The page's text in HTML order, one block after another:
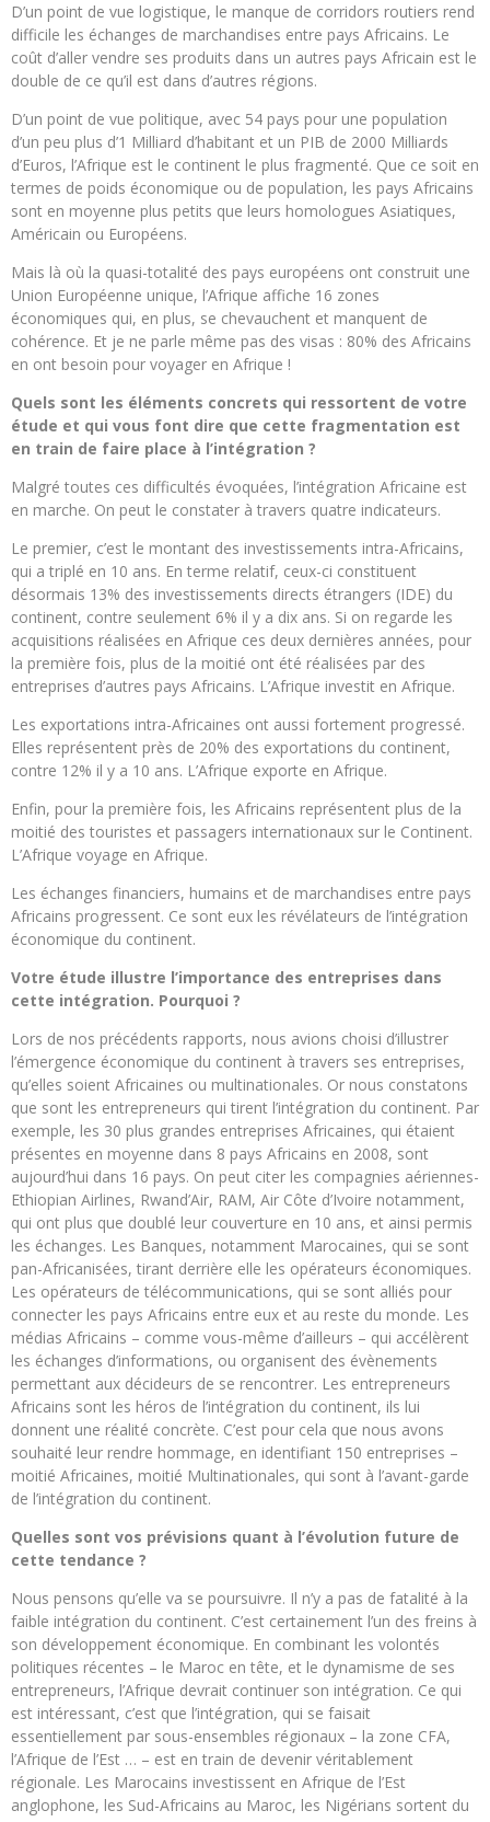
D’un point de vue logistique, le manque de corridors routiers rend
difficile les échanges de marchandises entre pays Africains. Le
coût d’aller vendre ses produits dans un autres pays Africain est le
double de ce qu’il est dans d’autres régions.
D’un point de vue politique, avec 54 pays pour une population
d’un peu plus d’1 Milliard d’habitant et un PIB de 2000 Milliards
d’Euros, l’Afrique est le continent le plus fragmenté. Que ce soit en
termes de poids économique ou de population, les pays Africains
sont en moyenne plus petits que leurs homologues Asiatiques,
Américain ou Européens.
Mais là où la quasi-totalité des pays européens ont construit une
Union Européenne unique, l’Afrique affiche 16 zones
économiques qui, en plus, se chevauchent et manquent de
cohérence. Et je ne parle même pas des visas : 80% des Africains
en ont besoin pour voyager en Afrique !
Quels sont les éléments concrets qui ressortent de votre
étude et qui vous font dire que cette fragmentation est
en train de faire place à l’intégration ?
Malgré toutes ces difficultés évoquées, l’intégration Africaine est
en marche. On peut le constater à travers quatre indicateurs.
Le premier, c’est le montant des investissements intra-Africains,
qui a triplé en 10 ans. En terme relatif, ceux-ci constituent
désormais 13% des investissements directs étrangers (IDE) du
continent, contre seulement 6% il y a dix ans. Si on regarde les
acquisitions réalisées en Afrique ces deux dernières années, pour
la première fois, plus de la moitié ont été réalisées par des
entreprises d’autres pays Africains. L’Afrique investit en Afrique.
Les exportations intra-Africaines ont aussi fortement progressé.
Elles représentent près de 20% des exportations du continent,
contre 12% il y a 10 ans. L’Afrique exporte en Afrique.
Enfin, pour la première fois, les Africains représentent plus de la
moitié des touristes et passagers internationaux sur le Continent.
L’Afrique voyage en Afrique.
Les échanges financiers, humains et de marchandises entre pays
Africains progressent. Ce sont eux les révélateurs de l’intégration
économique du continent.
Votre étude illustre l’importance des entreprises dans
cette intégration. Pourquoi ?
Lors de nos précédents rapports, nous avions choisi d’illustrer
l’émergence économique du continent à travers ses entreprises,
qu’elles soient Africaines ou multinationales. Or nous constatons
que sont les entrepreneurs qui tirent l’intégration du continent. Par
exemple, les 30 plus grandes entreprises Africaines, qui étaient
présentes en moyenne dans 8 pays Africains en 2008, sont
aujourd’hui dans 16 pays. On peut citer les compagnies aériennes-
Ethiopian Airlines, Rwand’Air, RAM, Air Côte d’Ivoire notamment,
qui ont plus que doublé leur couverture en 10 ans, et ainsi permis
les échanges. Les Banques, notamment Marocaines, qui se sont
pan-Africanisées, tirant derrière elle les opérateurs économiques.
Les opérateurs de télécommunications, qui se sont alliés pour
connecter les pays Africains entre eux et au reste du monde. Les
médias Africains – comme vous-même d’ailleurs – qui accélèrent
les échanges d’informations, ou organisent des évènements
permettant aux décideurs de se rencontrer. Les entrepreneurs
Africains sont les héros de l’intégration du continent, ils lui
donnent une réalité concrète. C’est pour cela que nous avons
souhaité leur rendre hommage, en identifiant 150 entreprises –
moitié Africaines, moitié Multinationales, qui sont à l’avant-garde
de l’intégration du continent.
Quelles sont vos prévisions quant à l’évolution future de
cette tendance ?
Nous pensons qu’elle va se poursuivre. Il n’y a pas de fatalité à la
faible intégration du continent. C’est certainement l’un des freins à
son développement économique. En combinant les volontés
politiques récentes – le Maroc en tête, et le dynamisme de ses
entrepreneurs, l’Afrique devrait continuer son intégration. Ce qui
est intéressant, c’est que l’intégration, qui se faisait
essentiellement par sous-ensembles régionaux – la zone CFA,
l’Afrique de l’Est … – est en train de devenir véritablement
régionale. Les Marocains investissent en Afrique de l’Est
anglophone, les Sud-Africains au Maroc, les Nigérians sortent du